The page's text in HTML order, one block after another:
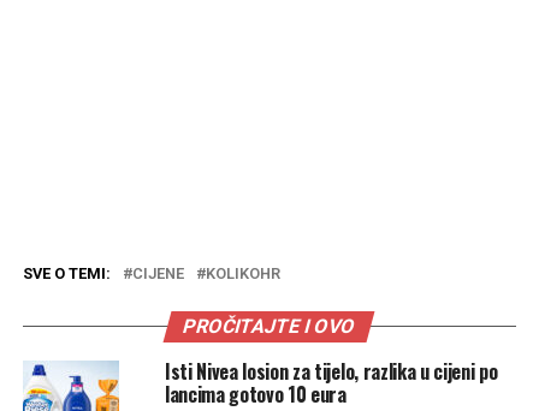
SVE O TEMI: CIJENE KOLIKOHR
PROČITAJTE I OVO
Isti Nivea losion za tijelo, razlika u cijeni po
lancima gotovo 10 eura